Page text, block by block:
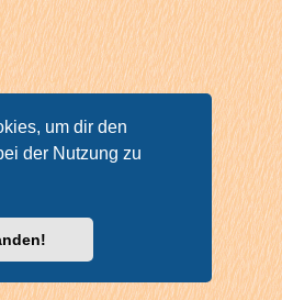
um dir den
der Nutzung zu